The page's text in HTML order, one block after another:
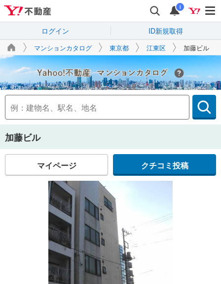
i
ログイン ID新規取得
マンションカタログ 東京都 江東区 加藤ビル
Yahoo!不動産
加藤ビル
マイページ クチコミ投稿